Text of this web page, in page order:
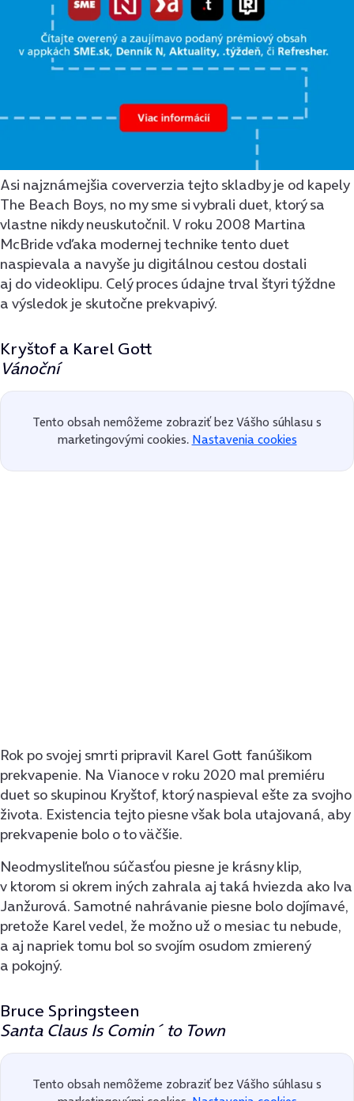
Asi najznámejšia coververzia tejto skladby je od kapely
The Beach Boys, no my sme si vybrali duet, ktorý sa
vlastne nikdy neuskutočnil. V roku 2008 Martina
McBride vďaka modernej technike tento duet
naspievala a navyše ju digitálnou cestou dostali
aj do videoklipu. Celý proces údajne trval štyri týždne
a výsledok je skutočne prekvapivý.
Kryštof a Karel Gott
Vánoční
Tento obsah nemôžeme zobraziť bez Vášho súhlasu s
marketingovými cookies. Nastavenia cookies
Rok po svojej smrti pripravil Karel Gott fanúšikom
prekvapenie. Na Vianoce v roku 2020 mal premiéru
duet so skupinou Kryštof, ktorý naspieval ešte za svojho
života. Existencia tejto piesne však bola utajovaná, aby
prekvapenie bolo o to väčšie.
Neodmysliteľnou súčasťou piesne je krásny klip,
v ktorom si okrem iných zahrala aj taká hviezda ako Iva
Janžurová. Samotné nahrávanie piesne bolo dojímavé,
pretože Karel vedel, že možno už o mesiac tu nebude,
a aj napriek tomu bol so svojím osudom zmierený
a pokojný.
Bruce Springsteen
Santa Claus Is Comin´ to Town
Tento obsah nemôžeme zobraziť bez Vášho súhlasu s